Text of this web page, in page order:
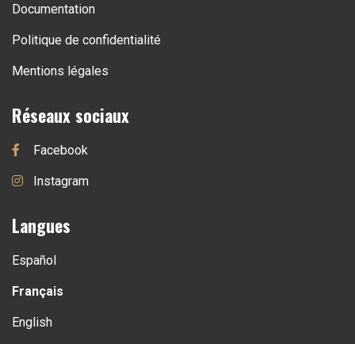
Documentation
Politique de confidentialité
Mentions légales
Réseaux sociaux
Facebook
Instagram
Langues
Español
Français
English